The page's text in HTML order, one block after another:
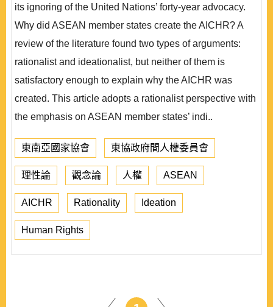
its ignoring of the United Nations’ forty-year advocacy.
Why did ASEAN member states create the AICHR? A
review of the literature found two types of arguments:
rationalist and ideationalist, but neither of them is
satisfactory enough to explain why the AICHR was
created. This article adopts a rationalist perspective with
the emphasis on ASEAN member states’ indi..
東南亞國家協會 東協政府間人權委員會
理性論 觀念論 人權 ASEAN
AICHR Rationality Ideation
Human Rights